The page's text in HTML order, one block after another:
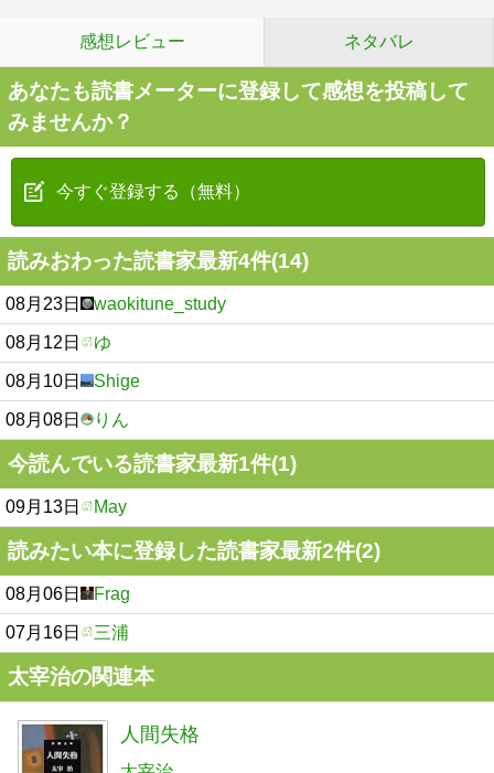
感想レビュー ネタバレ
あなたも読書メーターに登録して感想を投稿して
みませんか？
今すぐ登録する（無料）
読みおわった読書家最新4件(14)
08月23日 waokitune_study
08月12日 ゆ
08月10日 Shige
08月08日 りん
今読んでいる読書家最新1件(1)
09月13日 May
読みたい本に登録した読書家最新2件(2)
08月06日 Frag
07月16日 三浦
太宰治の関連本
人間失格